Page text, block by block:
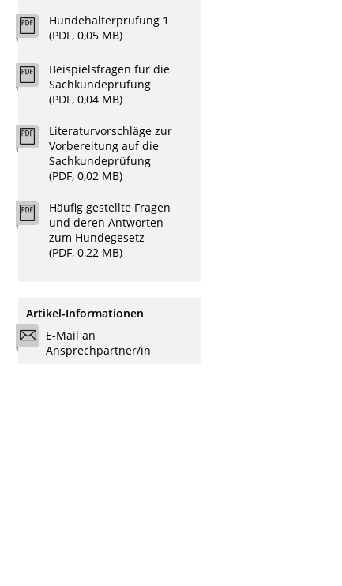
Hundehalterprüfung 1
(PDF, 0,05 MB)
Beispielsfragen für die
Sachkundeprüfung
(PDF, 0,04 MB)
Literaturvorschläge zur
Vorbereitung auf die
Sachkundeprüfung
(PDF, 0,02 MB)
Häufig gestellte Fragen
und deren Antworten
zum Hundegesetz
(PDF, 0,22 MB)
Artikel-Informationen
E-Mail an
Ansprechpartner/in